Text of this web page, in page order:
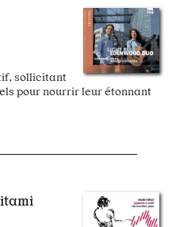
sollicitant
pour nourrir leur étonnant